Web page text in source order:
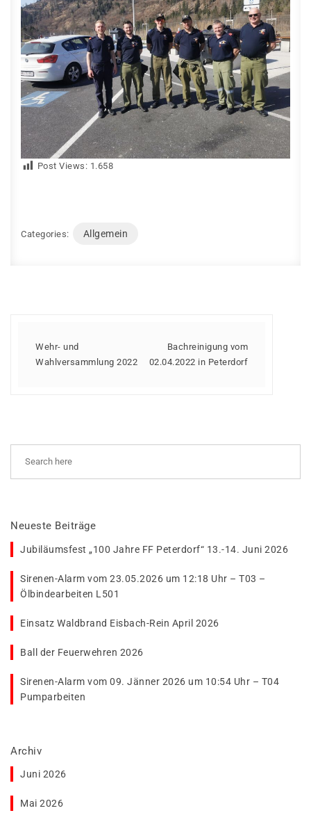
Post Views: 1.658
Categories: Allgemein
Wehr- und
Wahlversammlung 2022
Bachreinigung vom
02.04.2022 in Peterdorf
Neueste Beiträge
Jubiläumsfest „100 Jahre FF Peterdorf“ 13.-14. Juni 2026
Sirenen-Alarm vom 23.05.2026 um 12:18 Uhr – T03 –
Ölbindearbeiten L501
Einsatz Waldbrand Eisbach-Rein April 2026
Ball der Feuerwehren 2026
Sirenen-Alarm vom 09. Jänner 2026 um 10:54 Uhr – T04
Pumparbeiten
Archiv
Juni 2026
Mai 2026